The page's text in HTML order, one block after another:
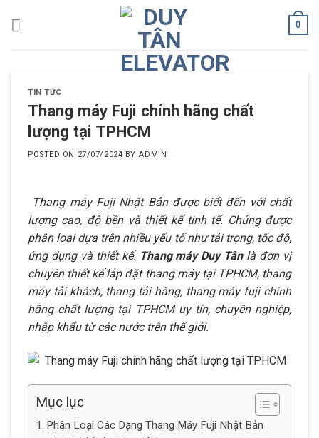
0
TIN TỨC
Thang máy Fuji chính hãng chất
lượng tại TPHCM
POSTED ON 27/07/2024 BYADMIN
Thang máy Fuji Nhật Bản được biết đến với chất
lượng cao, độ bền và thiết kế tinh tế. Chúng được
phân loại dựa trên nhiều yếu tố như tải trọng, tốc độ,
ứng dụng và thiết kế. Thang máy Duy Tânlà đơn vị
chuyên thiết kế lắp đặt thang máy tại TPHCM, thang
máy tải khách, thang tải hàng, thang máy fuji chính
hãng chất lượng tại TPHCM uy tín, chuyên nghiệp,
nhập khẩu từ các nước trên thế giới.
Mục lục
Phân Loại Các Dạng Thang Máy Fuji Nhật Bản